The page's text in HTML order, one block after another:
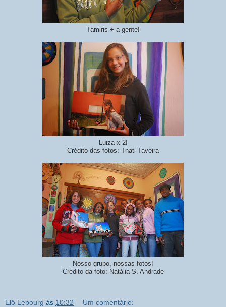
Tamiris + a gente!
Luiza x 2!
Crédito das fotos: Thati Taveira
Nosso grupo, nossas fotos!
Crédito da foto: Natália S. Andrade
Elô Lebourg às 10:32 Um comentário: